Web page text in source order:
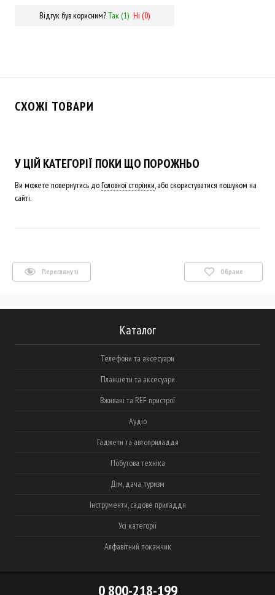
Відгук був корисним?Так (1) Ні (0)
СХОЖІ ТОВАРИ
У ЦІЙ КАТЕГОРІЇ ПОКИ ЩО ПОРОЖНЬО
Ви можете повернутись доГоловної сторінки, або скористуватися пошуком на
сайті.
Переглянуті Обране
Каталог
Телефони та аксесуари
Планшети та аксесуари
Вживані та REF пристрої
Аудіо
Гаджети та автоприладдя
Побутова техніка
Дім, дача, туризм
Інструменти, садове приладдя
Усі категорії
Алфавітний покажчик
0 800-218-199